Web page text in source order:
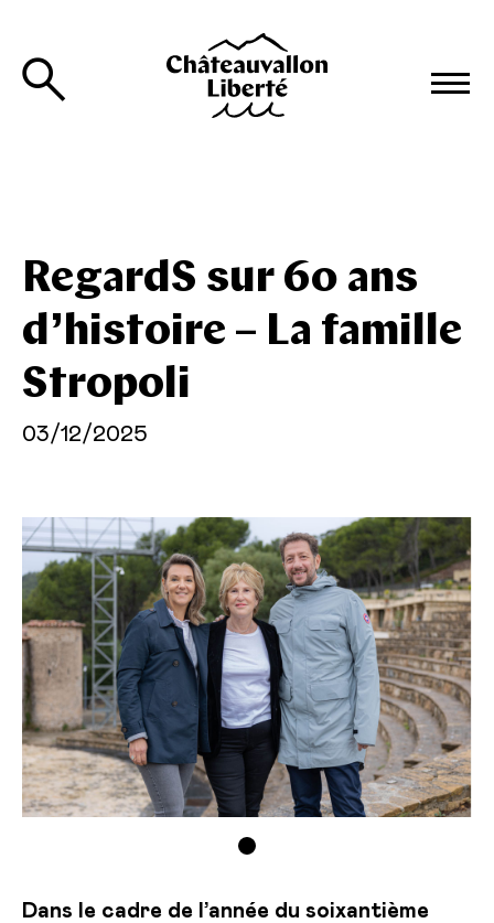
RegardS sur 60 ans
d’histoire – La famille
Stropoli
03/12/2025
Dans le cadre de l’année du soixantième